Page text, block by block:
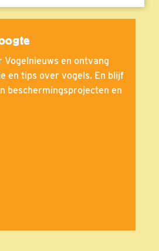
Vogelnieuws en ontvang
en tips over vogels. En blijf
beschermingsprojecten en